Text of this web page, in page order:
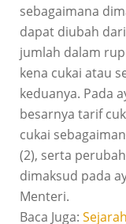
sebagaimana
dapat diubah
jumlah dalam
kena cukai atau
keduanya. Pada
besarnya tarif
cukai
(2), serta
dimaksud pada
Menteri.
Baca Juga: